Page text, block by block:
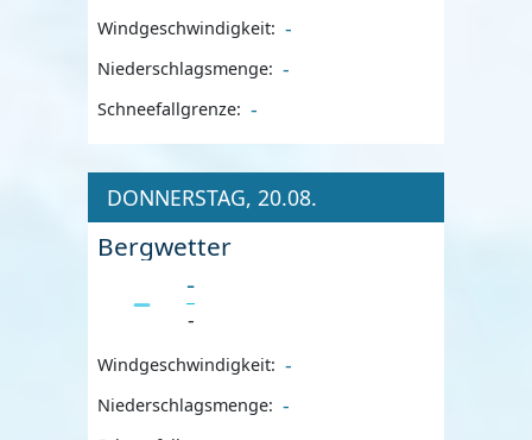
Windgeschwindigkeit: -
Niederschlagsmenge: -
Schneefallgrenze: -
DONNERSTAG, 20.08.
Bergwetter
-
-
Windgeschwindigkeit: -
Niederschlagsmenge: -